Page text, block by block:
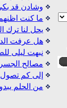
وشادن قد
ما كنت اظنهم
يحل لنا ترك
هل عرفت
نبهت ليلى
مصالح
إلى كم تصول
من الحلم